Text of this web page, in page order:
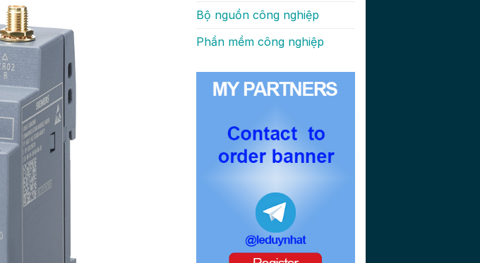
Bộ nguồn công nghiệp
Phần mềm công nghiệp